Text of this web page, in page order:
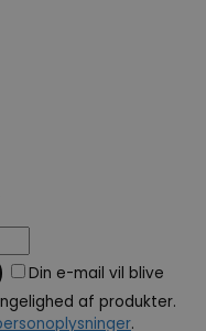
Din e-mail vil blive
af produkter.
.